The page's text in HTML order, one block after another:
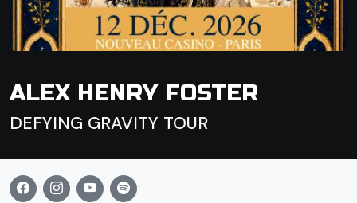
ALEX HENRY FOSTER
DEFYING GRAVITY TOUR